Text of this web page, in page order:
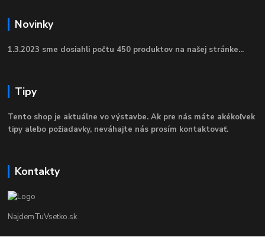
Novinky
1.3.2023 sme dosiahli počtu 450 produktov na našej stránke...
Tipy
Tento shop je aktuálne vo výstavbe. Ak pre nás máte akékoľvek
tipy alebo požiadavky, neváhajte nás prosím kontaktovať.
Kontakty
NajdemTuVsetko.sk